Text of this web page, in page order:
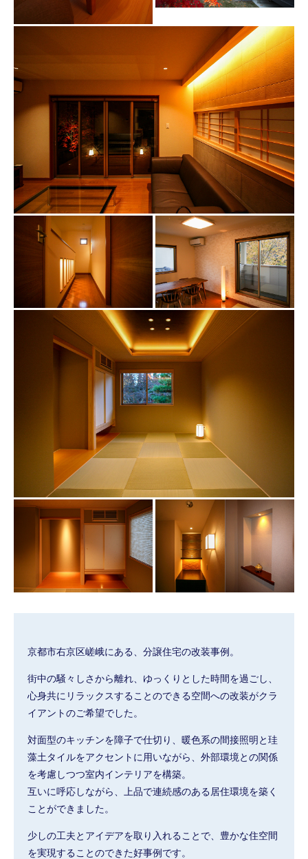
京都市右京区嵯峨にある、分譲住宅の改装事例。
街中の騒々しさから離れ、ゆっくりとした時間を過ごし、
心身共にリラックスすることのできる空間への改装がクラ
イアントのご希望でした。
対面型のキッチンを障子で仕切り、暖色系の間接照明と珪
藻土タイルをアクセントに用いながら、外部環境との関係
を考慮しつつ室内インテリアを構築。
互いに呼応しながら、上品で連続感のある居住環境を築く
ことができました。
少しの工夫とアイデアを取り入れることで、豊かな住空間
を実現することのできた好事例です。